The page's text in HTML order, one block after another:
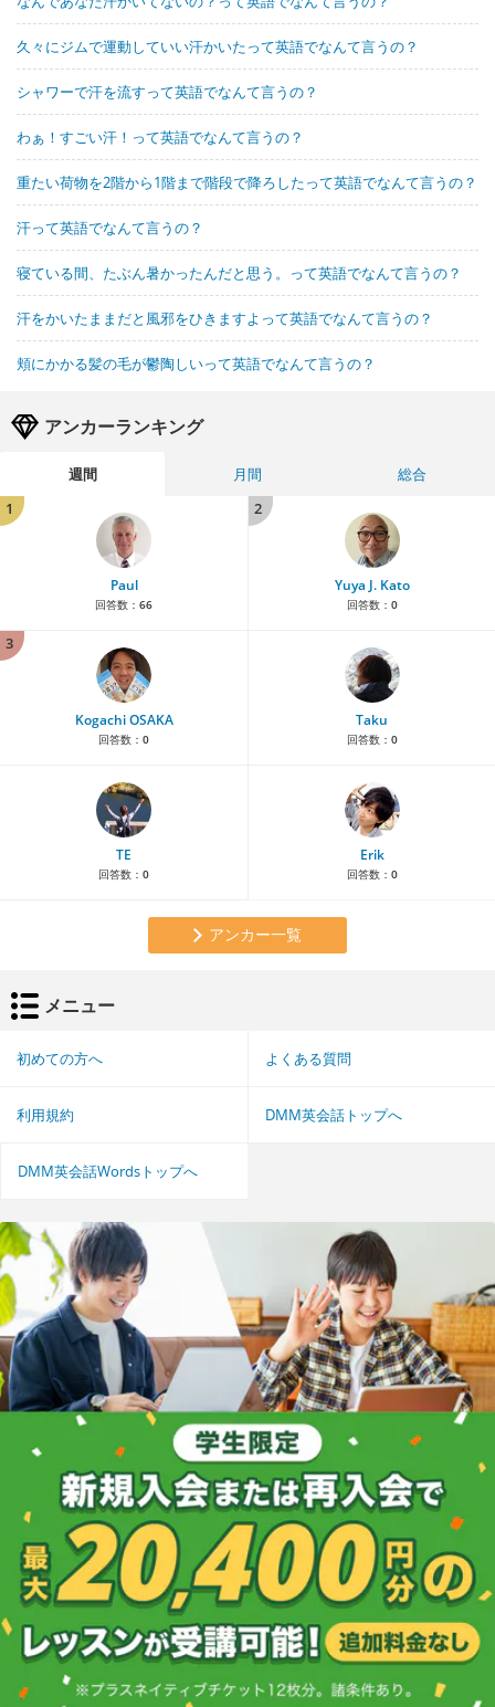
久々にジムで運動していい汗かいたって英語でなんて言うの？
シャワーで汗を流すって英語でなんて言うの？
わぁ！すごい汗！って英語でなんて言うの？
重たい荷物を2階から1階まで階段で降ろしたって英語でなんて言うの？
汗って英語でなんて言うの？
寝ている間、たぶん暑かったんだと思う。って英語でなんて言うの？
汗をかいたままだと風邪をひきますよって英語でなんて言うの？
頬にかかる髪の毛が鬱陶しいって英語でなんて言うの？
アンカーランキング
週間 月間
総合
1
Paul
回答数： 66
2
Yuya J. Kato
回答数： 0
3
Kogachi OSAKA
回答数： 0
Taku
回答数： 0
TE
回答数： 0
Erik
回答数： 0
アンカー一覧
メニュー
初めての方へ よくある質問
利用規約 DMM英会話トップへ
DMM英会話Wordsトップへ